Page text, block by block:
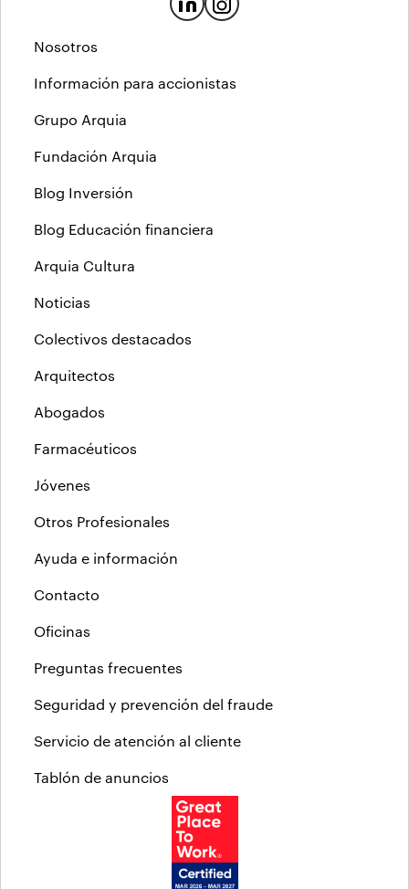
Nosotros
Información para accionistas
Grupo Arquia
Fundación Arquia
Blog Inversión
Blog Educación financiera
Arquia Cultura
Noticias
Colectivos destacados
Arquitectos
Abogados
Farmacéuticos
Jóvenes
Otros Profesionales
Ayuda e información
Contacto
Oficinas
Preguntas frecuentes
Seguridad y prevención del fraude
Servicio de atención al cliente
Tablón de anuncios